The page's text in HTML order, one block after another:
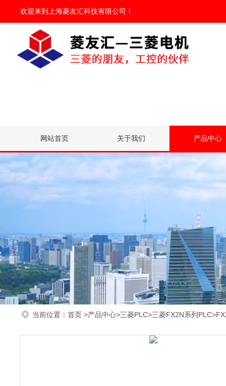
欢迎来到 上海菱友汇科技有限公司 ！
网站首页 关于我们 产品中心
当前位置： 首页 >产品中心>三菱PLC>三菱FX2N系列PLC